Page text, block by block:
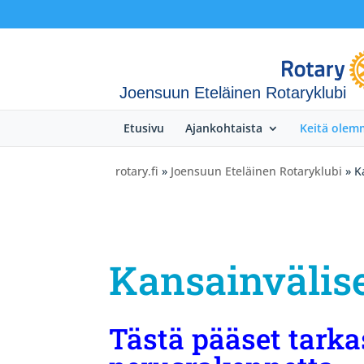
Joensuun Eteläinen Rotaryklubi
Etusivu Ajankohtaista Keitä
rotary.fi » Joensuun Eteläinen Rotaryklubi »
Tästä pääset